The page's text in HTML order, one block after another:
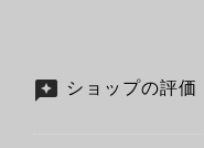
ショップの評価